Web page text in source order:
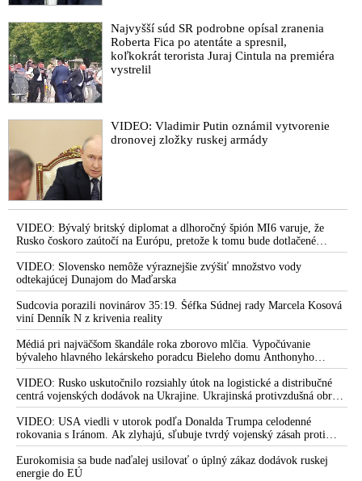
Najvyšší súd SR podrobne opísal zranenia
Roberta Fica po atentáte a spresnil,
koľkokrát terorista Juraj Cintula na premiéra
vystrelil
VIDEO: Vladimir Putin oznámil vytvorenie
dronovej zložky ruskej armády
VIDEO: Bývalý britský diplomat a dlhoročný špión MI6 varuje, že
Rusko čoskoro zaútočí na Európu, pretože k tomu bude dotlačené
rovnako, ako bolo dotlačené k invázii na Ukrajinu v roku 2022.
Zelenskyj medzitým v Kyjeve naliehal na zhromaždených diplomatov,
aby vo svete zháňali energie pre Ukrajinu na zimu. Putin vraj bude
mobilizovať a vojna sa do zimy pravdepodobne neskončí
VIDEO: Slovensko nemôže výraznejšie zvýšiť množstvo vody
odtekajúcej Dunajom do Maďarska
Sudcovia porazili novinárov 35:19. Šéfka Súdnej rady Marcela Kosová
viní Denník N z krivenia reality
Médiá pri najväčšom škandále roka zborovo mlčia. Vypočúvanie
bývaleho hlavného lekárskeho poradcu Bieleho domu Anthonyho
Fauciho pred výborom amerického Senátu väčšina médií ignorovala
VIDEO: Rusko uskutočnilo rozsiahly útok na logistické a distribučné
centrá vojenských dodávok na Ukrajine. Ukrajinská protivzdušná obrana
nedokázala počas ničivého nočného útoku na Kyjev a jeho okolie
zachytiť ani jednu ruskú raketu
VIDEO: USA viedli v utorok podľa Donalda Trumpa celodenné
rokovania s Iránom. Ak zlyhajú, sľubuje tvrdý vojenský zásah proti
Teheránu
Eurokomisia sa bude naďalej usilovať o úplný zákaz dodávok ruskej
energie do EÚ